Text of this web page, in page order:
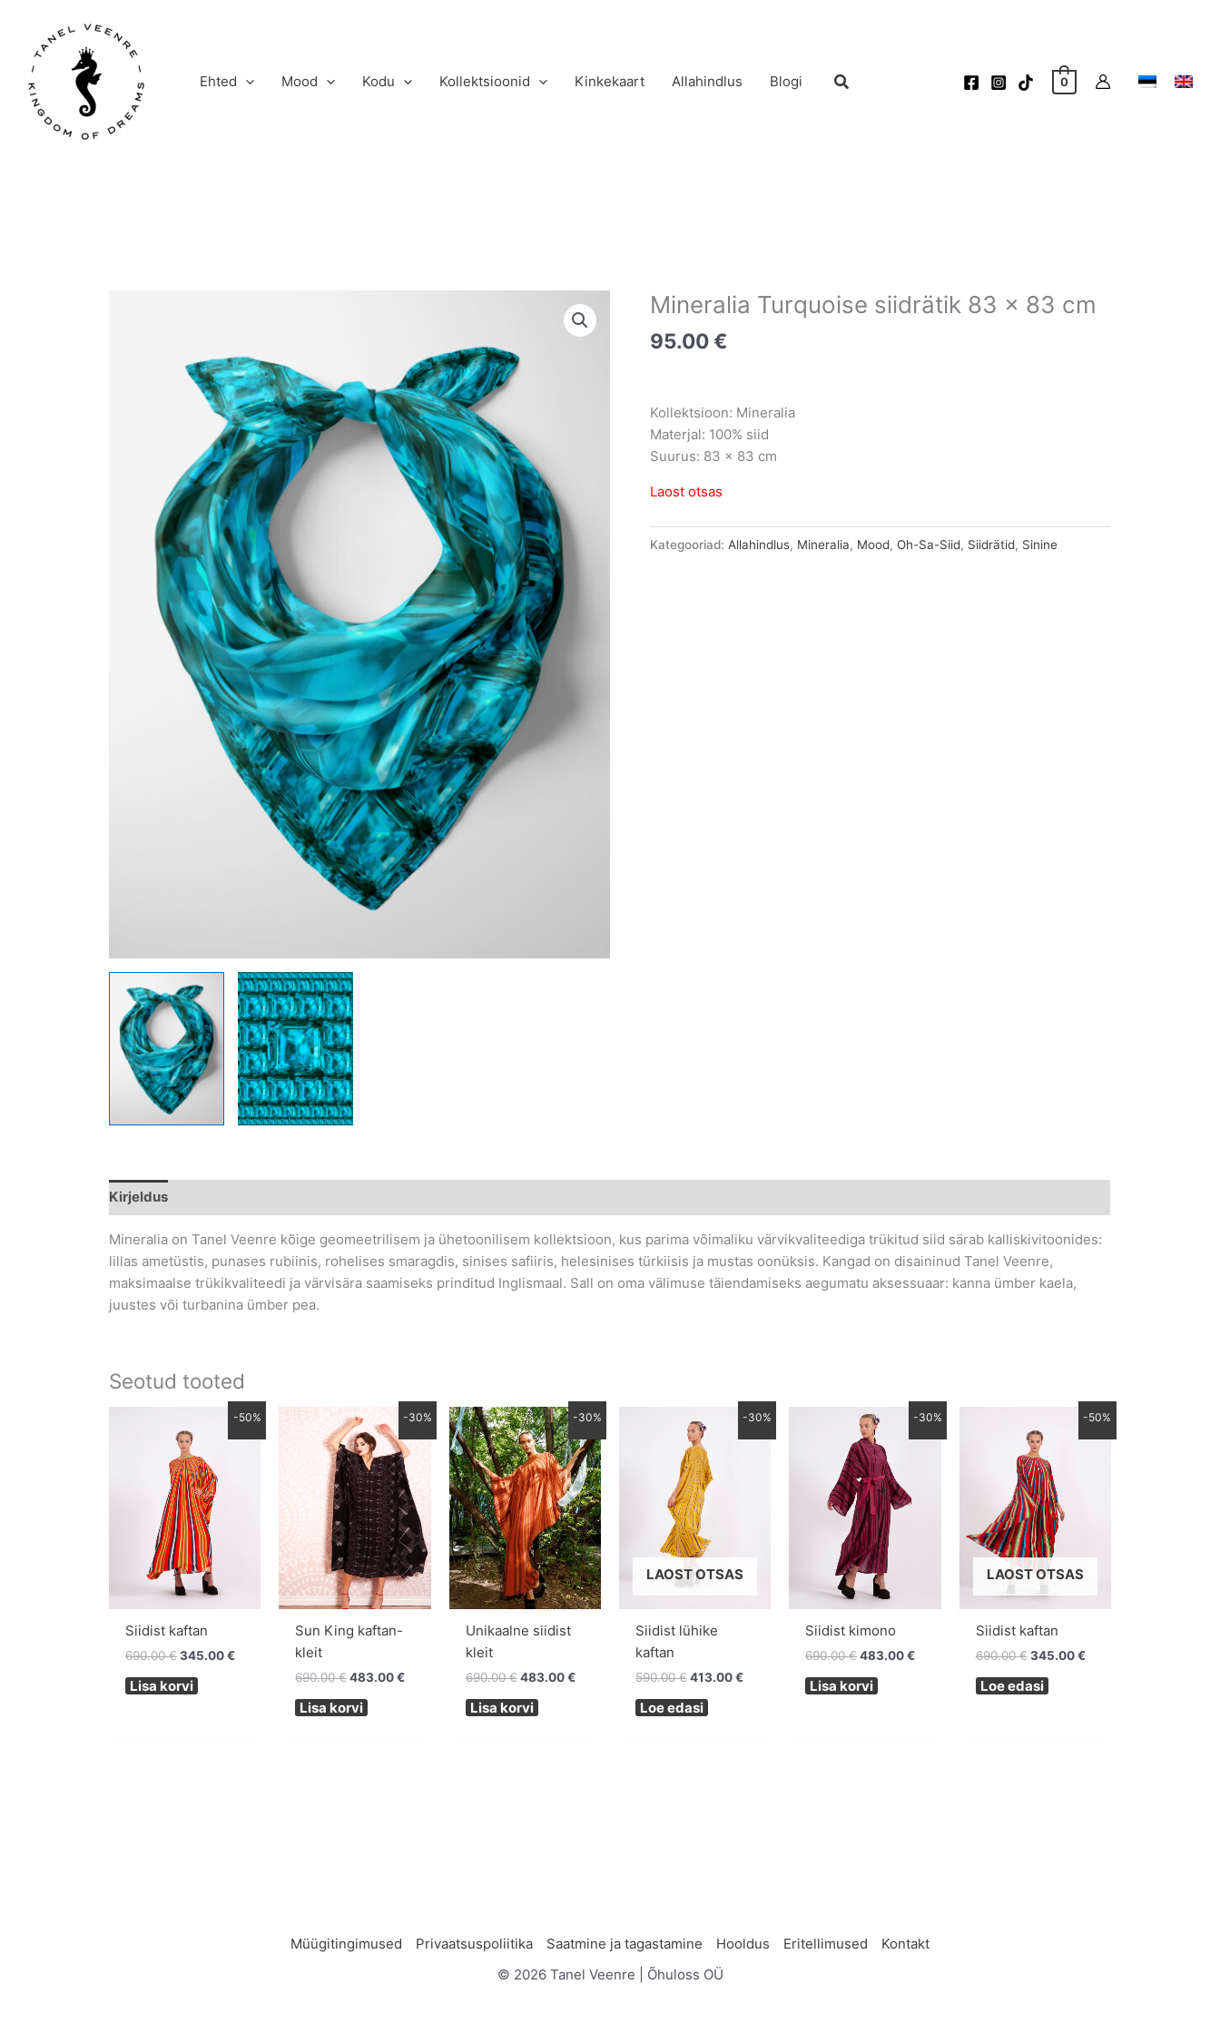
content
Ehted
Mood Kodu Kollektsioonid Kinkekaart Allahindlus Blogi 0
Mineralia Turquoise siidrätik 83 x 83 cm
95.00€
Kollektsioon: Mineralia
Materjal: 100% siid
Suurus: 83 × 83 cm
Laost otsas
Kategooriad: Allahindlus, Mineralia, Mood,Oh-Sa-Siid, Siidrätid, Sinine
Kirjeldus
Mineralia on Tanel Veenre kõige geomeetrilisem ja ühetoonilisem kollektsioon, kus parima võimaliku värvikvaliteediga trükitud siid särab kalliskivitoonides:
lillas ametüstis, punases rubiinis, rohelises smaragdis, sinises safiiris, helesinises türkiisis ja mustas oonüksis. Kangad on disaininud Tanel Veenre,
maksimaalse trükikvaliteedi ja värvisära saamiseks prinditud Inglismaal. Sall on oma välimuse täiendamiseks aegumatu aksessuaar: kanna ümber kaela,
juustes või turbanina ümber pea.
Seotud tooted
-50%
Siidist kaftan
690.00€
hind
oli:
690.00 €.
345.00€
Praegune
on:
Lisa korvi
-30%
Sun King kaftan-
kleit
690.00€
Algne
hind
oli:
690.00 €.
483.00€
Praegune
on:
483.00 €.
Lisa korvi
-30%
Unikaalne siidist
kleit
690.00€
Algne
hind
oli:
690.00 €.
483.00€
Praegune
on:
483.00 €.
Lisa korvi
-30%
LAOST OTSAS
Siidist lühike
kaftan
590.00€
hind
oli:
590.00 €.
413.00€
Praegune
on:
Loe edasi
-30%
Siidist kimono
690.00€
Algne
hind
oli:
690.00 €.
483.00€
Praegune
on:
Lisa korvi
-50%
LAOST OTSAS
Siidist kaftan
690.00€
hind
oli:
690.00 €.
345.00€
Praegune
on:
Loe edasi
Müügitingimused Privaatsuspoliitika Saatmine ja tagastamine Hooldus Eritellimused
Kontakt
© 2026 Tanel Veenre | Õhuloss OÜ